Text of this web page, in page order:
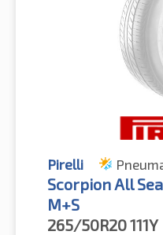
Pirelli
Scorpion All
M+S
265/50R20111Y